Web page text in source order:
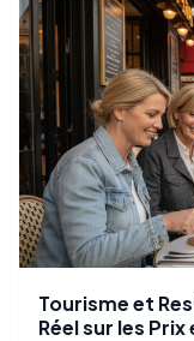
Tourisme et
Réel sur les